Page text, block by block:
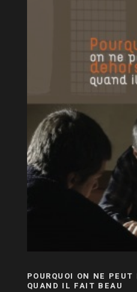
POURQUOI ON NE PEUT
QUAND IL FAIT BEAU